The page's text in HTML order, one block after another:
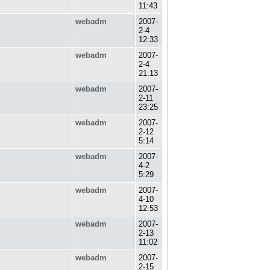
11:43
webadm
2007-
2-4
12:33
webadm
2007-
2-4
21:13
webadm
2007-
2-11
23:25
webadm
2007-
2-12
5:14
webadm
2007-
4-2
5:29
webadm
2007-
4-10
12:53
webadm
2007-
2-13
11:02
webadm
2007-
2-15